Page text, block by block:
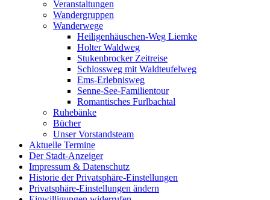
Veranstaltungen
Wandergruppen
Wanderwege
Heiligenhäuschen-Weg Liemke
Holter Waldweg
Stukenbrocker Zeitreise
Schlossweg mit Waldteufelweg
Ems-Erlebnisweg
Senne-See-Familientour
Romantisches Furlbachtal
Ruhebänke
Bücher
Unser Vorstandsteam
Aktuelle Termine
Der Stadt-Anzeiger
Impressum & Datenschutz
Historie der Privatsphäre-Einstellungen
Privatsphäre-Einstellungen ändern